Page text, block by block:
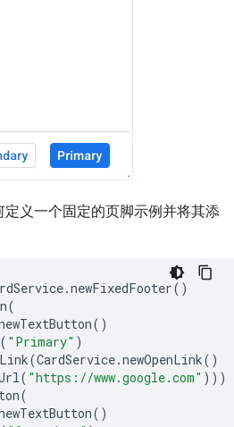
义一个固定的页脚示例并将其添
.newFixedFooter()
(
()
( "Primary" )
(CardService.newOpenLink()
( "https://www.google.com" )))
(
()